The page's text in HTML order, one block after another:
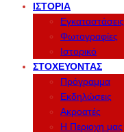
ΙΣΤΟΡΊΑ
Εγκαταστάσεις
Φωτογραφίες
Ιστορικό
ΣΤΟΧΕΎΟΝΤΑΣ
Πρόγραμμα
Εκδηλώσεις
Ακροατές
Η Περιοχη μας